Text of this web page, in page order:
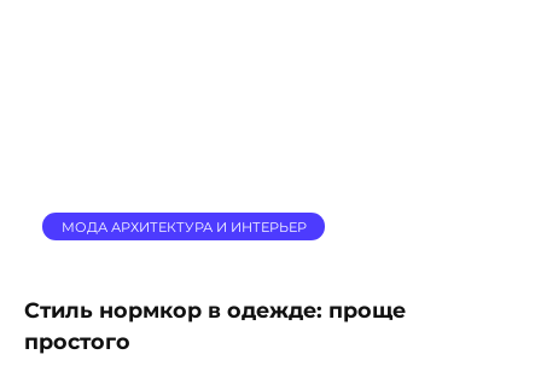
МОДА АРХИТЕКТУРА И ИНТЕРЬЕР
Стиль нормкор в одежде: проще
простого